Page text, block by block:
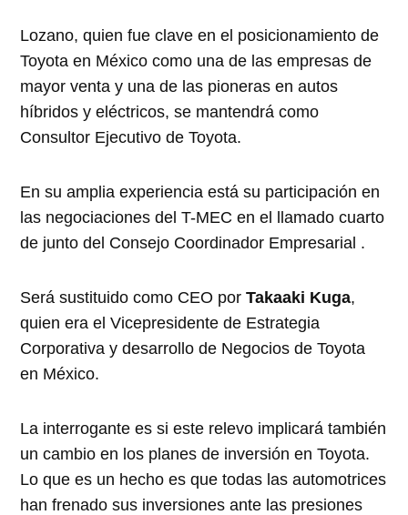
Lozano, quien fue clave en el posicionamiento de
Toyota en México como una de las empresas de
mayor venta y una de las pioneras en autos
híbridos y eléctricos, se mantendrá como
Consultor Ejecutivo de Toyota.
En su amplia experiencia está su participación en
las negociaciones del T-MEC en el llamado cuarto
de junto del Consejo Coordinador Empresarial .
Será sustituido como CEO porTakaaki Kuga,
quien era el Vicepresidente de Estrategia
Corporativa y desarrollo de Negocios de Toyota
en México.
La interrogante es si este relevo implicará también
un cambio en los planes de inversión en Toyota.
Lo que es un hecho es que todas las automotrices
han frenado sus inversiones ante las presiones